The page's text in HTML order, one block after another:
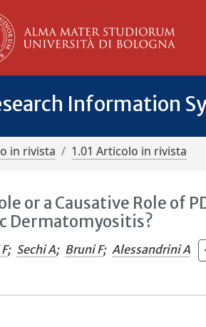
Information
in rivista 1.01 Articolo in rivista
or a Causative Role of
Dermatomyositis?
; Sechi A; Bruni F; Alessandrini A